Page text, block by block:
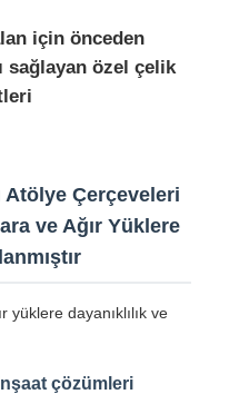
için önceden
sağlayan özel çelik
Atölye Çerçeveleri
ve Ağır Yüklere
dayanıklılık ve
çözümleri